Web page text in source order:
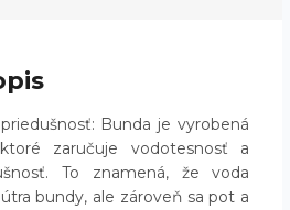
Bunda je vyrobená
zaručuje vodotesnosť a
To znamená, že voda
bundy, ale zároveň sa pot a